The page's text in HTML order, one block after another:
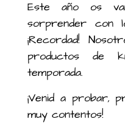
Este año os
sorprender con
¡Recordad!
productos de
temporada.
¡Venid a probar,
muy contentos!